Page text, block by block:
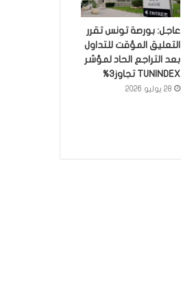
عاجل: بورصة تونس تقرر
التعليق المؤقت للتداول
بعد التراجع الحاد لمؤشر
TUNINDEX تجاوز3%
28 يوليو 2026